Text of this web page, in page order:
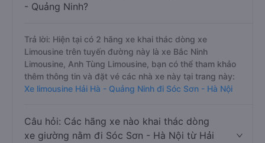
- Quảng Ninh?
Trả lời: Hiện tại có 2 hãng xe khai thác dòng xe
Limousine trên tuyến đường này là xe Bắc Ninh
Limousine, Anh Tùng Limousine, bạn có thể tham khảo
thêm thông tin và đặt vé các nhà xe này tại trang này:
Xe limousine Hải Hà - Quảng Ninh đi Sóc Sơn - Hà Nội
Câu hỏi: Các hãng xe nào khai thác dòng
xe giường nằm đi Sóc Sơn - Hà Nội từ Hải